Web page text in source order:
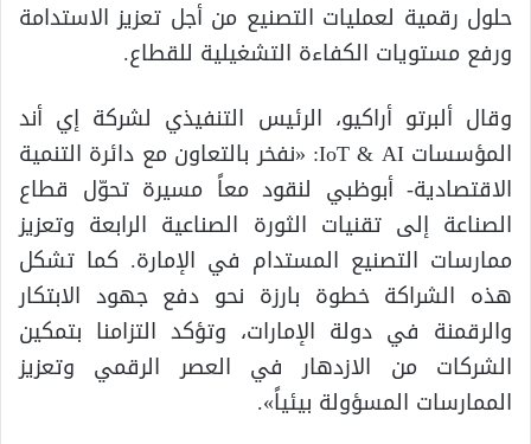
حلول رقمية لعمليات التصنيع من أجل تعزيز الاستدامة
ورفع مستويات الكفاءة التشغيلية للقطاع.
وقال ألبرتو أراكيو، الرئيس التنفيذي لشركة إي أند
المؤسسات IoT & AI: «نفخر بالتعاون مع دائرة التنمية
الاقتصادية- أبوظبي لنقود معاً مسيرة تحوّل قطاع
الصناعة إلى تقنيات الثورة الصناعية الرابعة وتعزيز
ممارسات التصنيع المستدام في الإمارة. كما تشكل
هذه الشراكة خطوة بارزة نحو دفع جهود الابتكار
والرقمنة في دولة الإمارات، وتؤكد التزامنا بتمكين
الشركات من الازدهار في العصر الرقمي وتعزيز
الممارسات المسؤولة بيئياً».